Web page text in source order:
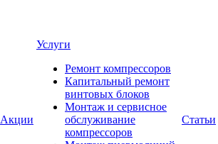
Акции
Услуги
Ремонт компрессоров
Капитальный ремонт
винтовых блоков
Монтаж и сервисное
обслуживание
компрессоров
Статьи